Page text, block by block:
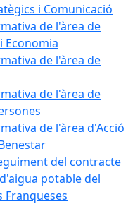
i Comunicació
de l'àrea de
Economia
de l'àrea de
de l'àrea de
de l'àrea d'Acció
del contracte
potable del
Franqueses